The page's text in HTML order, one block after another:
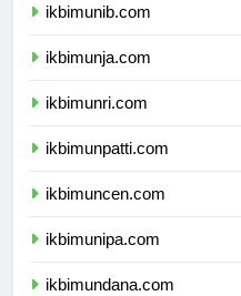
ikbimunib.com
ikbimunja.com
ikbimunri.com
ikbimunpatti.com
ikbimuncen.com
ikbimunipa.com
ikbimundana.com